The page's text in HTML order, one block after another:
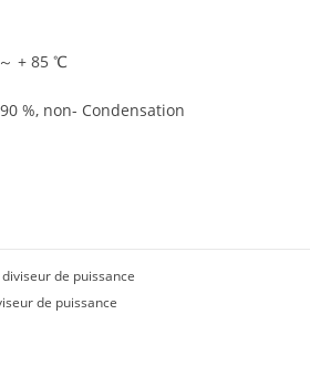
+ 85 ℃
%, non- Condensation
de puissance
de puissance